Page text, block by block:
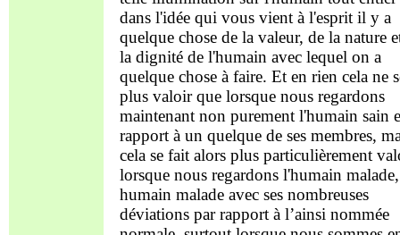
dans l'idée qui vous vient à l'esprit il y a
quelque chose de la valeur, de la nature
la dignité de l'humain avec lequel on a
quelque chose à faire. Et en rien cela ne
plus valoir que lorsque nous regardons
maintenant non purement l'humain sain
rapport à un quelque de ses membres,
cela se fait alors plus particulièrement
lorsque nous regardons l'humain
humain malade avec ses nombreuses
déviations par rapport à l’ainsi nommée